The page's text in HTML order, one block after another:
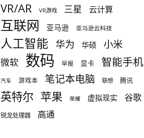
VR/AR VR游戏 三星 云计算
互联网 亚马逊 亚马逊云科技
人工智能 华为 华硕 小米
微软 数码 早报 显卡 智能手机
汽车 游戏本 笔记本电脑 联想 腾讯
英特尔 苹果 荣耀 虚拟现实 谷歌
锐龙处理器 高通